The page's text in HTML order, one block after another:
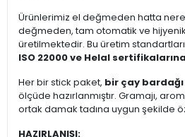
Ürünlerimiz el değmeden hatta
değmeden, tam otomatik ve
üretilmektedir. Bu üretim
ISO 22000 ve Helal sertifikalarına
Her bir stick paket, bir çay bardağı
ölçüde hazırlanmıştır. Gramajı,
ortak damak tadına uygun şekilde
HAZIRLANIŞI: